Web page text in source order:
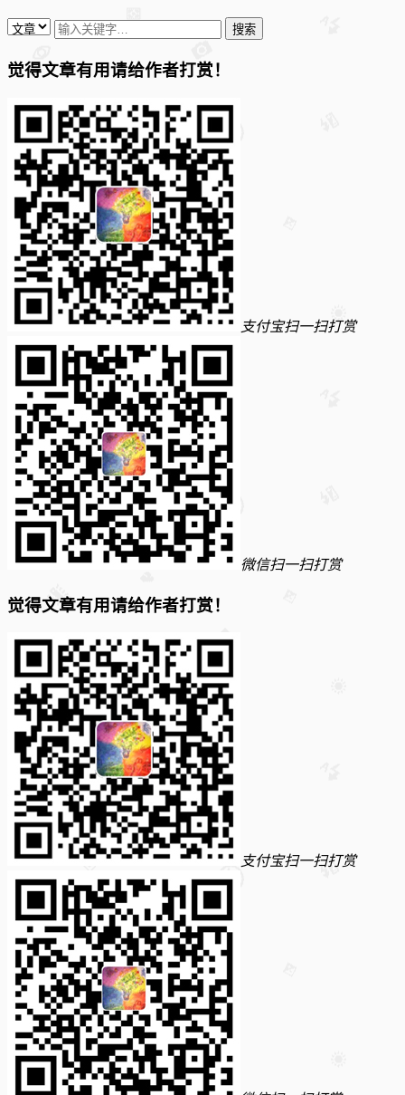
觉得文章有用请给作者打赏！
支付宝扫一扫打赏
微信扫一扫打赏
觉得文章有用请给作者打赏！
支付宝扫一扫打赏